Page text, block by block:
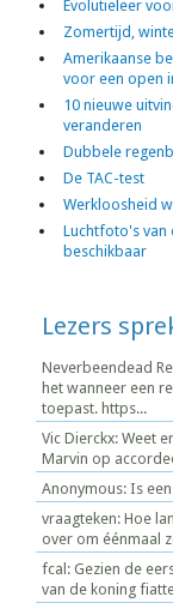
Evolutieleer
Zomertijd,
Amerikaanse
voor een open
10 nieuwe
veranderen
Dubbele
De TAC-test
Werkloosheid
Luchtfoto's van
beschikbaar
Lezers
Neverbeendead
het wanneer een
toepast. https...
Vic Dierckx: Weet
Marvin op
Anonymous: Is
vraagteken: Hoe
over om éénmaal
fcal: Gezien de
van de koning